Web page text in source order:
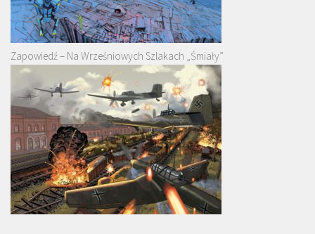
Zapowiedź – Na Wrześniowych Szlakach „Śmiały”